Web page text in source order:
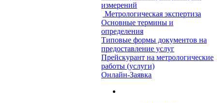
измерений
Метрологическая экспертиза
Основные термины и
определения
Типовые формы документов на
предоставление услуг
Прейскурант на метрологические
работы (услуги)
Онлайн-Заявка